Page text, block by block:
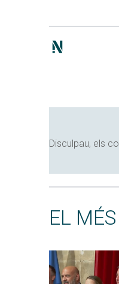
Disculpau, els
EL